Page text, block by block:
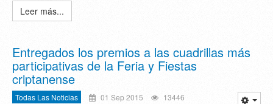
Leer más...
Entregados los premios a las cuadrillas más
participativas de la Feria y Fiestas
criptanense
Todas Las Noticias 01 Sep 2015 13446